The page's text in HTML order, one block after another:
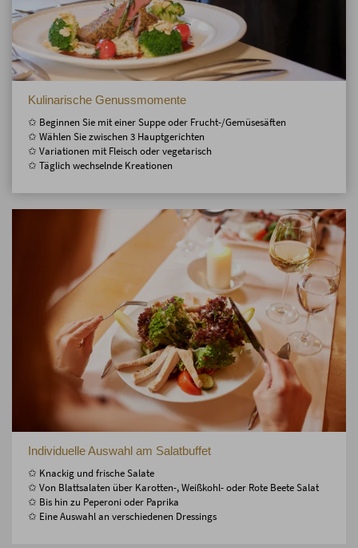
Kulinarische Genussmomente
✩ Beginnen Sie mit einer Suppe oder Frucht-/Gemüsesäften
✩ Wählen Sie zwischen 3 Hauptgerichten
✩ Variationen mit Fleisch oder vegetarisch
✩ Täglich wechselnde Kreationen
Individuelle Auswahl am Salatbuffet
✩ Knackig und frische Salate
✩ Von Blattsalaten über Karotten-, Weißkohl- oder Rote Beete Salat
✩ Bis hin zu Peperoni oder Paprika
✩ Eine Auswahl an verschiedenen Dressings